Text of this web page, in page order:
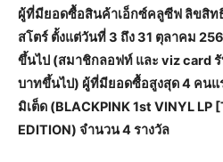
ผู้ที่มียอดซื้อสินค้าเอ็กซ์คลูซีฟ ลิขสิ
สโตร์ ตั้งแต่วันที่ 3 ถึง 31 ตุลาคม
ขึ้นไป (สมาชิกลอฟท์ และ viz card
บาทขึ้นไป) ผู้ที่มียอดซื้อสูงสุด 4 คนแ
มิเต็ด (BLACKPINK 1st VINYL LP
EDITION) จำนวน 4 รางวัล